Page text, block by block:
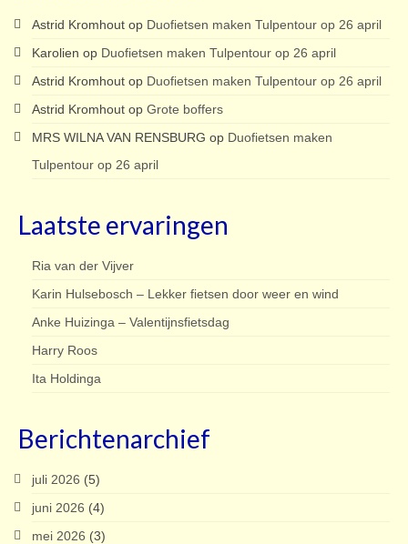
Astrid Kromhout op Duofietsen maken Tulpentour op 26 april
Karolien op Duofietsen maken Tulpentour op 26 april
Astrid Kromhout op Duofietsen maken Tulpentour op 26 april
Astrid Kromhout op Grote boffers
MRS WILNA VAN RENSBURG op Duofietsen maken
Tulpentour op 26 april
Laatste ervaringen
Ria van der Vijver
Karin Hulsebosch – Lekker fietsen door weer en wind
Anke Huizinga – Valentijnsfietsdag
Harry Roos
Ita Holdinga
Berichtenarchief
juli 2026 (5)
juni 2026 (4)
mei 2026 (3)